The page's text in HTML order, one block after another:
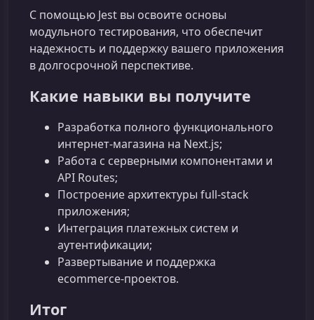
С помощью Jest вы освоите основы
модульного тестирования, что обеспечит
надежность и поддержку вашего приложения
в долгосрочной перспективе.
Какие навыки вы получите
Разработка полного функционального
интернет-магазина на Next.js;
Работа с серверными компонентами и
API Routes;
Построение архитектуры full‑stack
приложения;
Интеграция платежных систем и
аутентификации;
Развертывание и поддержка
ecommerce‑проектов.
Итог